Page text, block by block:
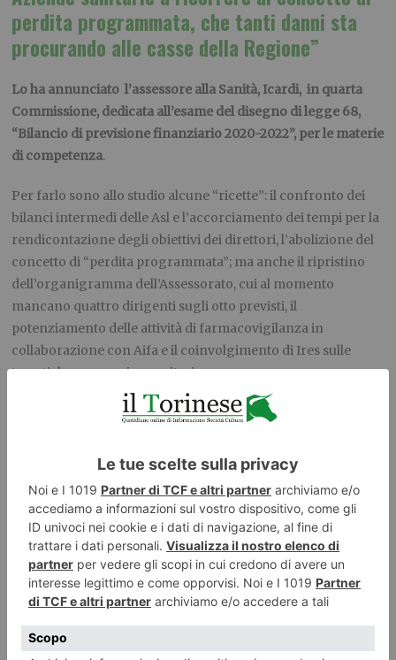
perdita programmata, che tanti danni sta
procurando alle casse della Regione”
Lo ha annunciato l’assessore alla Sanità, Icardi, in quarta
Commissione, dedicata all’esame del disegno di legge 68,
“Bilancio di previsione finanziario 2020-2022”, per le materie
di competenza.
Per farlo sono allo studio alcune “ricette”: il confronto dei
bilanci intermedi delle Asl e l’accorciamento dei tempi per la
rendicontazione degli obiettivi dei direttori, l’abolizione del
concetto di “perdita programmata”; ma anche il ripristino
dell’organigramma dell’Assessorato, cui al momento
mancano quattro dirigenti sugli otto previsti, il
potenziamento delle attività di farmacovigilanza in
collaborazione con Aifa e il coinvolgimento di Ires sulle
tematiche economico sanitarie.
I commissari dei gruppi Pd, M5s e Luv si sono dichiarati
la maggioranza per “far funzionare” la Sanità piemontese
sottolineando la necessità di conoscerne con esattezza i dati
e le cifre. La discussione sull’argomento continuerà nella
prossima seduta.
La Commissione ha anche incontrato – alla presenza della
vicesindaca – i componenti della Commissione Sanità del
Comune di Torino in merito al finanziamento regionale dei
Livelli essenziali di assistenza (Lea) e della domiciliarità.